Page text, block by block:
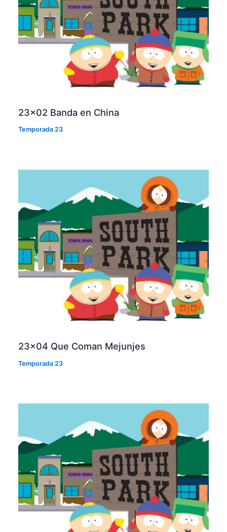
23×02 Banda en China
Temporada 23
23×04 Que Coman Mejunjes
Temporada 23